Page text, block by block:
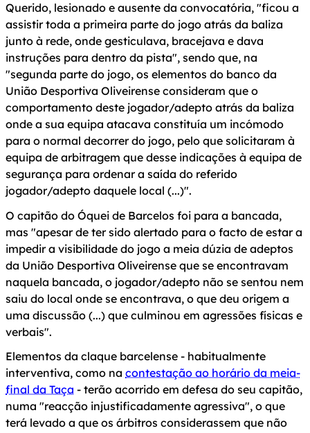
Querido, lesionado e ausente da convocatória, "ficou a
assistir toda a primeira parte do jogo atrás da baliza
junto à rede, onde gesticulava, bracejava e dava
instruções para dentro da pista", sendo que, na
"segunda parte do jogo, os elementos do banco da
União Desportiva Oliveirense consideram que o
comportamento deste jogador/adepto atrás da baliza
onde a sua equipa atacava constituía um incómodo
para o normal decorrer do jogo, pelo que solicitaram à
equipa de arbitragem que desse indicações à equipa de
segurança para ordenar a saída do referido
jogador/adepto daquele local (...)".
O capitão do Óquei de Barcelos foi para a bancada,
mas "apesar de ter sido alertado para o facto de estar a
impedir a visibilidade do jogo a meia dúzia de adeptos
da União Desportiva Oliveirense que se encontravam
naquela bancada, o jogador/adepto não se sentou nem
saiu do local onde se encontrava, o que deu origem a
uma discussão (...) que culminou em agressões físicas e
verbais".
Elementos da claque barcelense - habitualmente
interventiva, como na contestação ao horário da meia-
final da Taça - terão acorrido em defesa do seu capitão,
numa "reacção injustificadamente agressiva", o que
terá levado a que os árbitros considerassem que não